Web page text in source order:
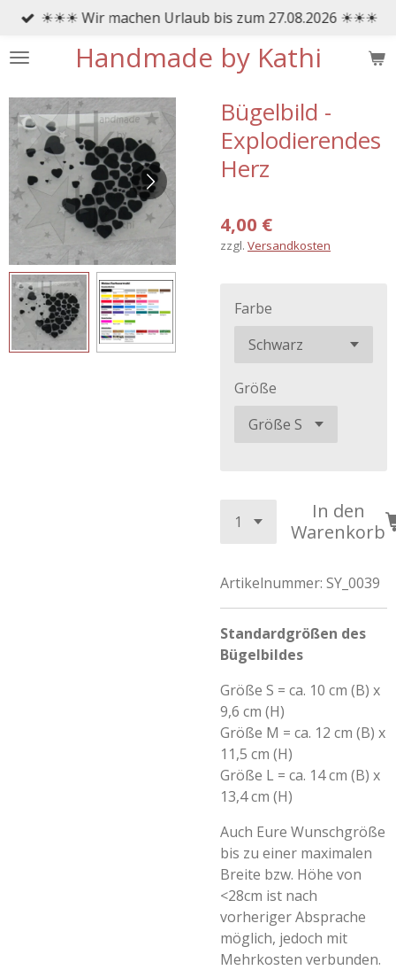
Zum
springen
Handmade by Kathi
☀☀☀ Wir machen Urlaub bis zum 27.08.2026 ☀☀☀
Bügelbild -
Explodierendes
Herz
4,00 €
zzgl. Versandkosten
Farbe
Größe
In den
Warenkorb
Artikelnummer: SY_0039
Standardgrößen des
Bügelbildes
Größe S = ca. 10 cm (B) x
9,6 cm (H)
Größe M = ca. 12 cm (B) x
11,5 cm (H)
Größe L = ca. 14 cm (B) x
13,4 cm (H)
Auch Eure Wunschgröße
bis zu einer maximalen
Breite bzw. Höhe von
<28cm ist nach
vorheriger Absprache
möglich, jedoch mit
Mehrkosten verbunden.